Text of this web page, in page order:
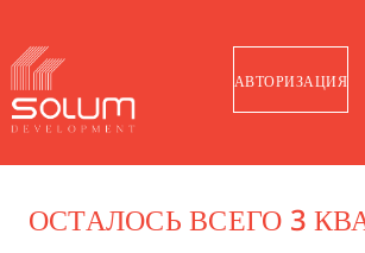
АВТОРИЗАЦИЯ
ОСТАЛОСЬ ВСЕГО 3